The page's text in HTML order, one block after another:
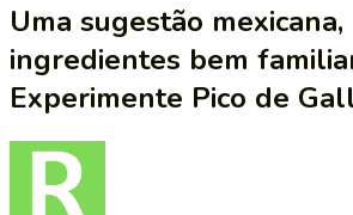
Uma sugestão mexicana,
ingredientes bem
Experimente Pico de